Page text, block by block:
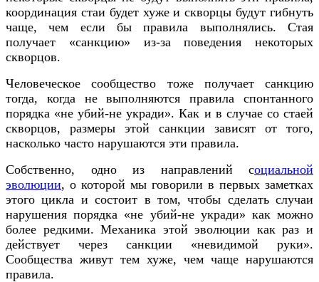
координация стаи будет хуже и скворцы будут гибнуть
чаще, чем если бы правила выполнялись. Стая
получает «санкцию» из-за поведения некоторых
скворцов.
Человеческое сообщество тоже получает санкцию
тогда, когда не выполняются правила спонтанного
порядка «не убий-не укради». Как и в случае со стаей
скворцов, размеры этой санкции зависят от того,
насколько часто нарушаются эти правила.
Собственно, одно из направлений социальной
эволюции, о которой мы говорили в первых заметках
этого цикла и состоит в том, чтобы сделать случаи
нарушения порядка «не убий-не укради» как можно
более редкими. Механика этой эволюции как раз и
действует через санкции «невидимой руки».
Сообщества живут тем хуже, чем чаще нарушаются
правила.